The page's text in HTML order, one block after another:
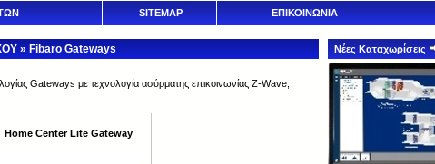
SITEMAP ΕΠΙΚΟΙΝΩΝΙΑ
» Fibaro Gateways
Gateways με τεχνολογία ασύρματης επικοινωνίας Z-Wave,
Home Center Lite Gateway
Νέες Καταχωρίσεις